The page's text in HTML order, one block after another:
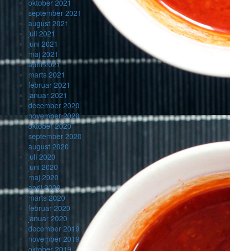
oktober 2021
september 2021
august 2021
juli 2021
juni 2021
maj 2021
april 2021
marts 2021
februar 2021
januar 2021
december 2020
november 2020
oktober 2020
september 2020
august 2020
juli 2020
juni 2020
maj 2020
april 2020
marts 2020
februar 2020
januar 2020
december 2019
november 2019
oktober 2019